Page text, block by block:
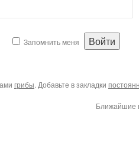
Запомнить меня
грибы. Добавьте в закладки
Ближайшие